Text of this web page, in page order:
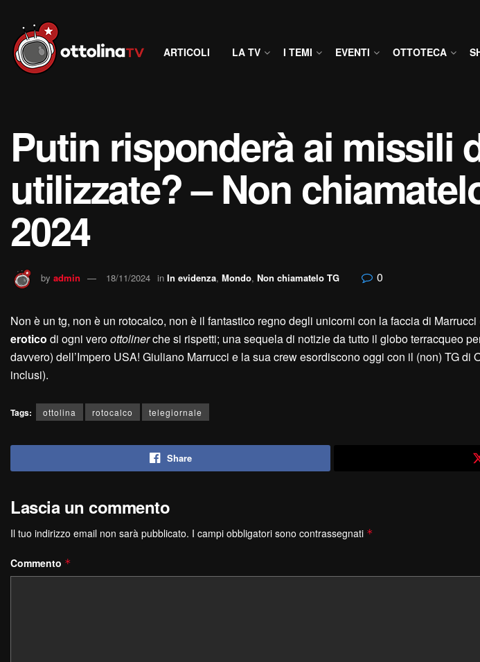
ARTICOLI LA TV I TEMI EVENTI OTTOTECA
Putin risponderà ai missili
utilizzate? – Non
2024
by admin 18/11/2024 in In evidenza, Mondo, Non chiamatelo TG 0
Non è un tg, non è un rotocalco, non è il fantastico regno degli unicorni con la faccia di
erotico di ogni veroottolinerche si rispetti; una sequela di notizie da tutto il globo terracqueo
davvero) dell’Impero USA! Giuliano Marrucci e la sua crew esordiscono oggi con il (non) TG di
inclusi).
Tags: ottolina rotocalco telegiornale
Share
Lascia un commento
Il tuo indirizzo email non sarà pubblicato. I campi obbligatori sono contrassegnati *
Commento *